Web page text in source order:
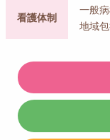
看護体制
一般
地域